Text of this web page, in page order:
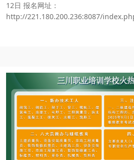
12日 报名网址：
http://221.180.200.236:8087/